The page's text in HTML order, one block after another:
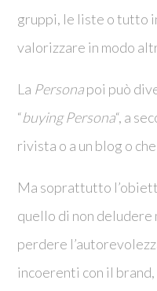
gruppi, le liste o tutto
valorizzare in modo
La Personapoi può
“buying Persona“, a
rivista o a un blog o
Ma soprattutto
quello di non deludere
perdere
incoerenti con il